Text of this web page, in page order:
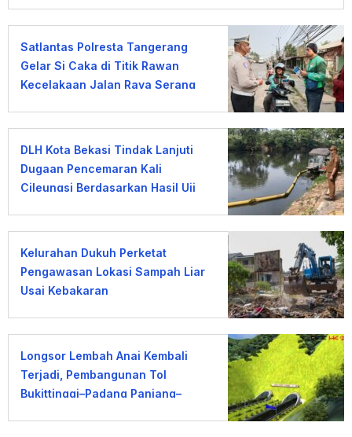
Satlantas Polresta Tangerang
Gelar Si Caka di Titik Rawan
Kecelakaan Jalan Raya Serang
DLH Kota Bekasi Tindak Lanjuti
Dugaan Pencemaran Kali
Cileungsi Berdasarkan Hasil Uji
Kelurahan Dukuh Perketat
Pengawasan Lokasi Sampah Liar
Usai Kebakaran
Longsor Lembah Anai Kembali
Terjadi, Pembangunan Tol
Bukittinggi–Padang Panjang–